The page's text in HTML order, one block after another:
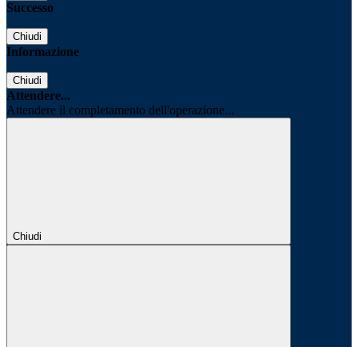
Successo
Chiudi
Informazione
Chiudi
Attendere...
Attendere il completamento dell'operazione...
Chiudi